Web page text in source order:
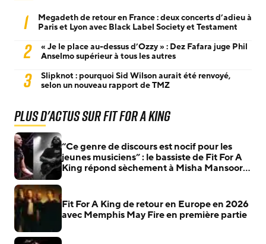
1
Megadeth de retour en France : deux concerts d’adieu à
Paris et Lyon avec Black Label Society et Testament
2
« Je le place au-dessus d’Ozzy » : Dez Fafara juge Phil
Anselmo supérieur à tous les autres
3
Slipknot : pourquoi Sid Wilson aurait été renvoyé,
selon un nouveau rapport de TMZ
Plus d'actus sur Fit For A King
“Ce genre de discours est nocif pour les
jeunes musiciens” : le bassiste de Fit For A
King répond sèchement à Misha Mansoor
Fit For A King de retour en Europe en 2026
avec Memphis May Fire en première partie